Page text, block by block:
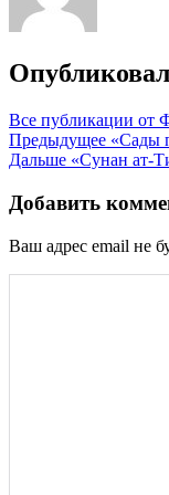
Опубликовал
Все публикации от
Навигация
по
записям
Предыдущее «Сады
Дальше «Сунан ат-
Добавить
Ваш адрес email не